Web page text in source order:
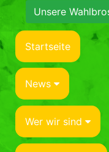
Unsere
Startseite
News
Wer wir sind